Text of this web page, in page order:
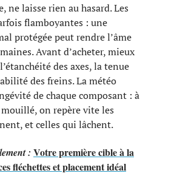
ne laisse rien au hasard. Les
flamboyantes : une
protégée peut rendre l’âme
Avant d’acheter, mieux
des axes, la tenue
des freins. La météo
de chaque composant : à
on repère vite les
et celles qui lâchent.
: Votre première cible à la
fléchettes et placement idéal